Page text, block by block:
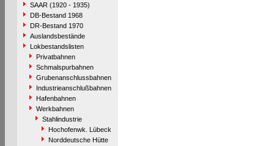
SAAR (1920 - 1935)
DB-Bestand 1968
DR-Bestand 1970
Auslandsbestände
Lokbestandslisten
Privatbahnen
Schmalspurbahnen
Grubenanschlussbahnen
Industrieanschlußbahnen
Hafenbahnen
Werkbahnen
Stahlindustrie
Hochofenwk. Lübeck
Norddeutsche Hütte